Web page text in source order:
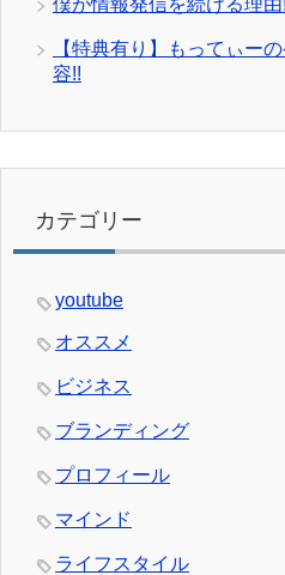
僕が情報発信を続ける理由
【特典有り】もってぃー
容!!
カテゴリー
youtube
オススメ
ビジネス
ブランディング
プロフィール
マインド
ライフスタイル